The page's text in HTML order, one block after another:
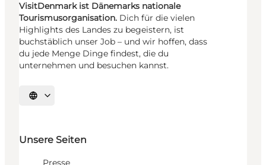
VisitDenmark ist Dänemarks nationale
Tourismusorganisation. Dich für die vielen
Highlights des Landes zu begeistern, ist
buchstäblich unser Job – und wir hoffen, dass
du jede Menge Dinge findest, die du
unternehmen und besuchen kannst.
Sprache auswählen
Unsere Seiten
Presse